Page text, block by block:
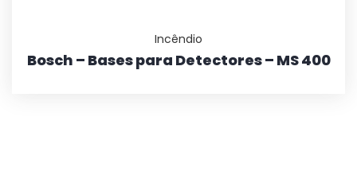
Incêndio
Bosch – Bases para Detectores – MS 400